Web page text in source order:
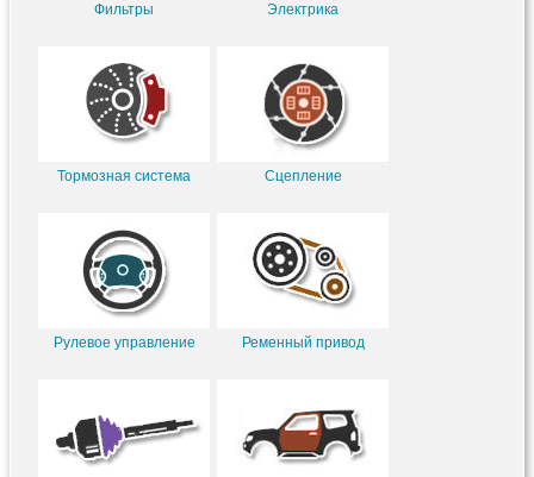
Фильтры Электрика
Тормозная система Сцепление
Рулевое управление Ременный привод